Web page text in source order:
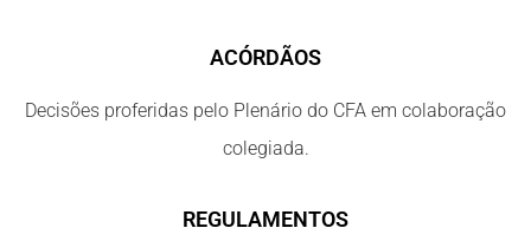
ACÓRDÃOS
Decisões proferidas pelo Plenário do CFA em colaboração
colegiada.
REGULAMENTOS